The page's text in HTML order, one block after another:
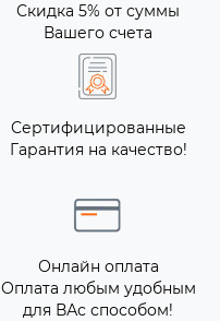
Скидка 5% от суммы
Вашего счета
Сертифицированные
Гарантия на качество!
Онлайн оплата
Оплата любым удобным
для ВАс способом!